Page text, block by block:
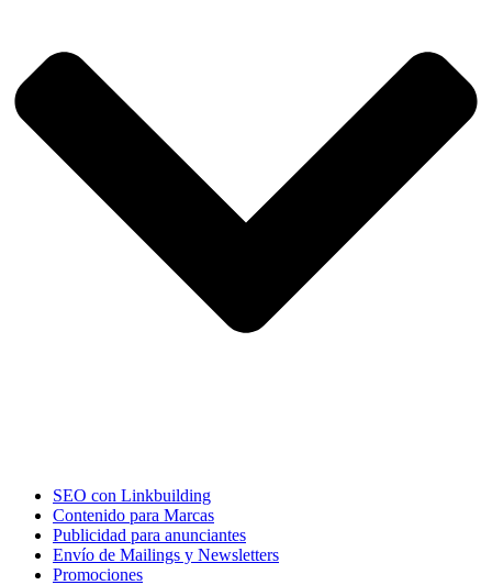
SEO con Linkbuilding
Contenido para Marcas
Publicidad para anunciantes
Envío de Mailings y Newsletters
Promociones